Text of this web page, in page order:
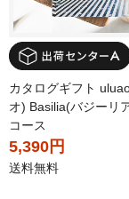
カタログギフト
オ) Basilia(バジーリ
コース
5,390円
送料無料